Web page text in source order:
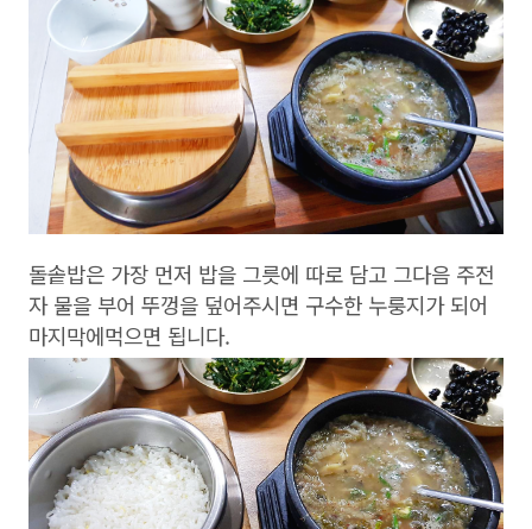
돌솥밥은 가장 먼저 밥을 그릇에 따로 담고 그다음 주전
자 물을 부어 뚜껑을 덮어주시면 구수한 누룽지가 되어
마지막에먹으면 됩니다.